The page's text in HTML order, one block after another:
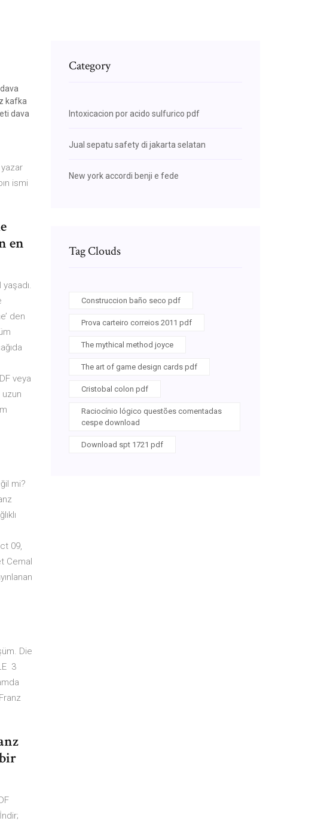
kafka
dava
ismi
en
den
veya
uzun
mi?
09,
Cemal
Die
3
Category
Intoxicacion por acido sulfurico pdf
Jual sepatu safety di jakarta selatan
New york accordi benji e fede
Tag Clouds
Construccion baño seco pdf
Prova carteiro correios 2011 pdf
The mythical method joyce
The art of game design cards pdf
Cristobal colon pdf
Raciocínio lógico questões comentadas
cespe download
Download spt 1721 pdf